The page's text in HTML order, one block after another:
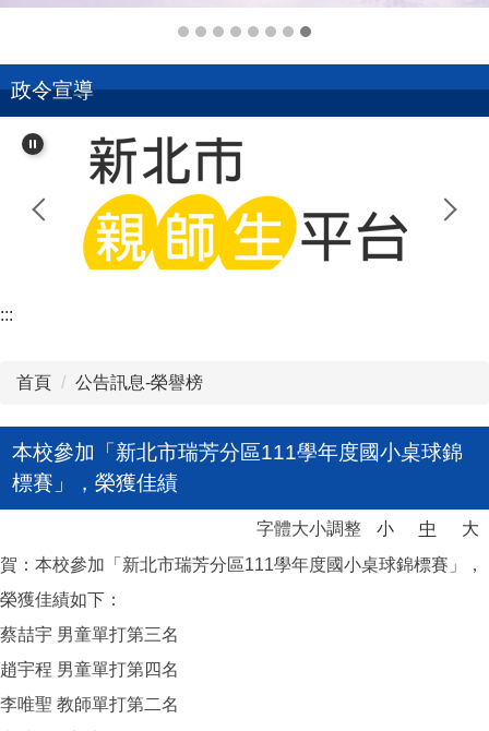
政令宣導
:::
首頁 公告訊息-榮譽榜
本校參加「新北市瑞芳分區111學年度國小桌球錦
標賽」，榮獲佳績
字體大小調整 小 中
大
賀：本校參加「新北市瑞芳分區111學年度國小桌球錦標賽」，
榮獲佳績如下：
蔡喆宇 男童單打第三名
趙宇程 男童單打第四名
李唯聖 教師單打第二名